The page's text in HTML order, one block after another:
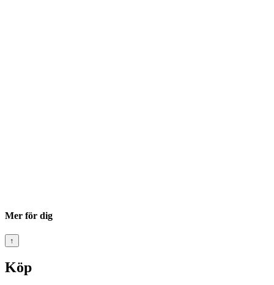
Mer för dig
↑
Köp